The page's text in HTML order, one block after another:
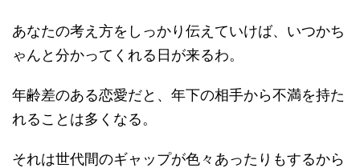
あなたの考え方をしっかり伝えていけば、いつかち
ゃんと分かってくれる日が来るわ。
年齢差のある恋愛だと、年下の相手から不満を持た
れることは多くなる。
それは世代間のギャップが色々あったりもするから